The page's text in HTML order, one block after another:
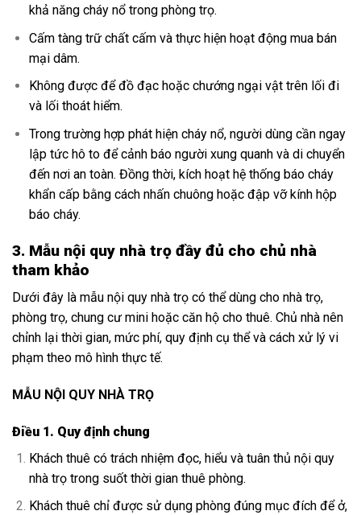
khả năng cháy nổ trong phòng trọ.
Cấm tàng trữ chất cấm và thực hiện hoạt động mua bán
mại dâm.
Không được để đồ đạc hoặc chướng ngại vật trên lối đi
và lối thoát hiểm.
Trong trường hợp phát hiện cháy nổ, người dùng cần ngay
lập tức hô to để cảnh báo người xung quanh và di chuyển
đến nơi an toàn. Đồng thời, kích hoạt hệ thống báo cháy
khẩn cấp bằng cách nhấn chuông hoặc đập vỡ kính hộp
báo cháy.
3. Mẫu nội quy nhà trọ đầy đủ cho chủ nhà
tham khảo
Dưới đây là mẫu nội quy nhà trọ có thể dùng cho nhà trọ,
phòng trọ, chung cư mini hoặc căn hộ cho thuê. Chủ nhà nên
chỉnh lại thời gian, mức phí, quy định cụ thể và cách xử lý vi
phạm theo mô hình thực tế.
MẪU NỘI QUY NHÀ TRỌ
Điều 1. Quy định chung
Khách thuê có trách nhiệm đọc, hiểu và tuân thủ nội quy
nhà trọ trong suốt thời gian thuê phòng.
Khách thuê chỉ được sử dụng phòng đúng mục đích để ở,